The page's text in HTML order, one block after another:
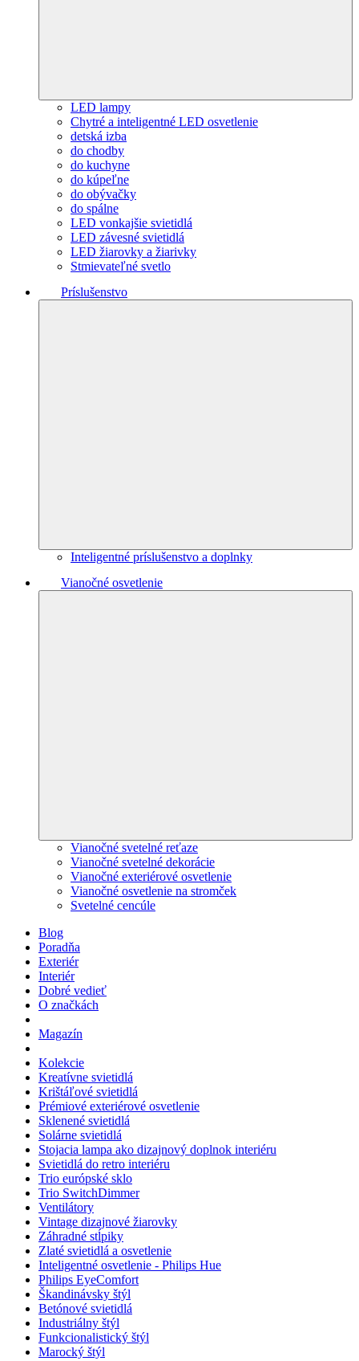
LED lampy
Chytré a inteligentné LED osvetlenie
detská izba
do chodby
do kuchyne
do kúpeľne
do obývačky
do spálne
LED vonkajšie svietidlá
LED závesné svietidlá
LED žiarovky a žiarivky
Stmievateľné svetlo
Príslušenstvo
Inteligentné príslušenstvo a doplnky
Vianočné osvetlenie
Vianočné svetelné reťaze
Vianočné svetelné dekorácie
Vianočné exteriérové osvetlenie
Vianočné osvetlenie na stromček
Svetelné cencúle
Blog
Poradňa
Exteriér
Interiér
Dobré vedieť
O značkách
Magazín
Kolekcie
Kreatívne svietidlá
Krištáľové svietidlá
Prémiové exteriérové osvetlenie
Sklenené svietidlá
Solárne svietidlá
Stojacia lampa ako dizajnový doplnok interiéru
Svietidlá do retro interiéru
Trio európské sklo
Trio SwitchDimmer
Ventilátory
Vintage dizajnové žiarovky
Záhradné stĺpiky
Zlaté svietidlá a osvetlenie
Inteligentné osvetlenie - Philips Hue
Philips EyeComfort
Škandinávsky štýl
Betónové svietidlá
Industriálny štýl
Funkcionalistický štýl
Marocký štýl